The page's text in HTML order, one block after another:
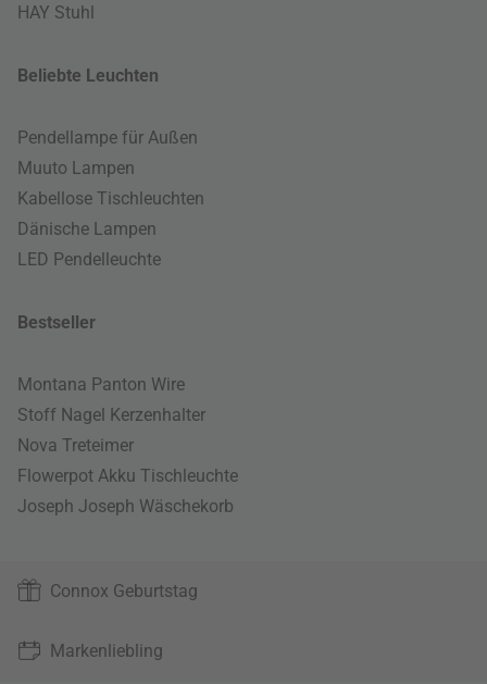
HAY Stuhl
Beliebte Leuchten
Pendellampe für Außen
Muuto Lampen
Kabellose Tischleuchten
Dänische Lampen
LED Pendelleuchte
Bestseller
Montana Panton Wire
Stoff Nagel Kerzenhalter
Nova Treteimer
Flowerpot Akku Tischleuchte
Joseph Joseph Wäschekorb
Connox Geburtstag
Markenliebling